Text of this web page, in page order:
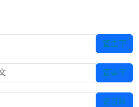
查生字
查單字
查百科